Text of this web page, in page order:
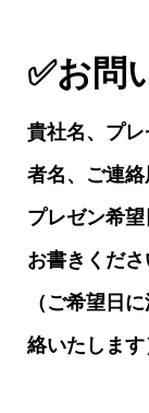
✅お問
貴社名、プ
者名、ご連絡
プレゼン希
お書きくださ
（ご希望日
絡いたします